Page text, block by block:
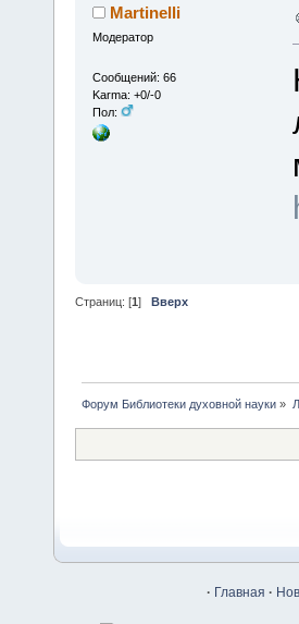
Martinelli
Модератор
Сообщений: 66
Karma: +0/-0
Пол:
Страниц: [1] Вверх
Форум Библиотеки духовной науки »
· Главная ·